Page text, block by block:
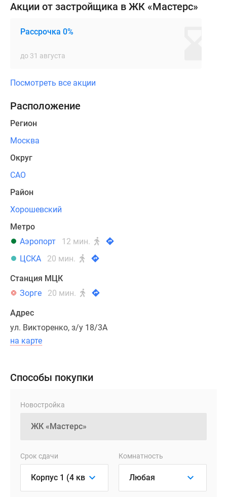
можно
выехать
ТТК,
вокзалу
Садовому
кольцу.
на
машине
Красной
площади
занимает
15
минут,
еще
быстрее
можно
добраться
башен
«Москва-
Сити».
«Мастерс»
разновысотных
Акции от застройщика в ЖК «Мастерс»
Рассрочка 0%
до 31 августа
Посмотреть все акции
Расположение
Регион
Москва
Округ
САО
Район
Хорошевский
Метро
Аэропорт
12 мин.
ЦСКА
20 мин.
Станция МЦК
Зорге
20 мин.
Адрес
ул. Викторенко, з/у 18/3А
на карте
Способы покупки
Новостройка
Срок сдачи Комнатность